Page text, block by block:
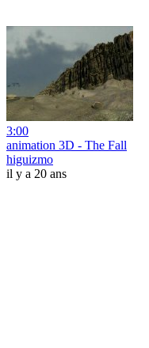
3:00
animation 3D - The Fall
higuizmo
il y a 20 ans